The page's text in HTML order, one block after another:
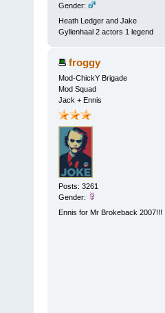
Gender:
Heath Ledger and Jake
Gyllenhaal 2 actors 1 legend
froggy
Mod-ChickY Brigade
Mod Squad
Jack + Ennis
Posts: 3261
Gender:
Ennis for Mr Brokeback 2007!!!